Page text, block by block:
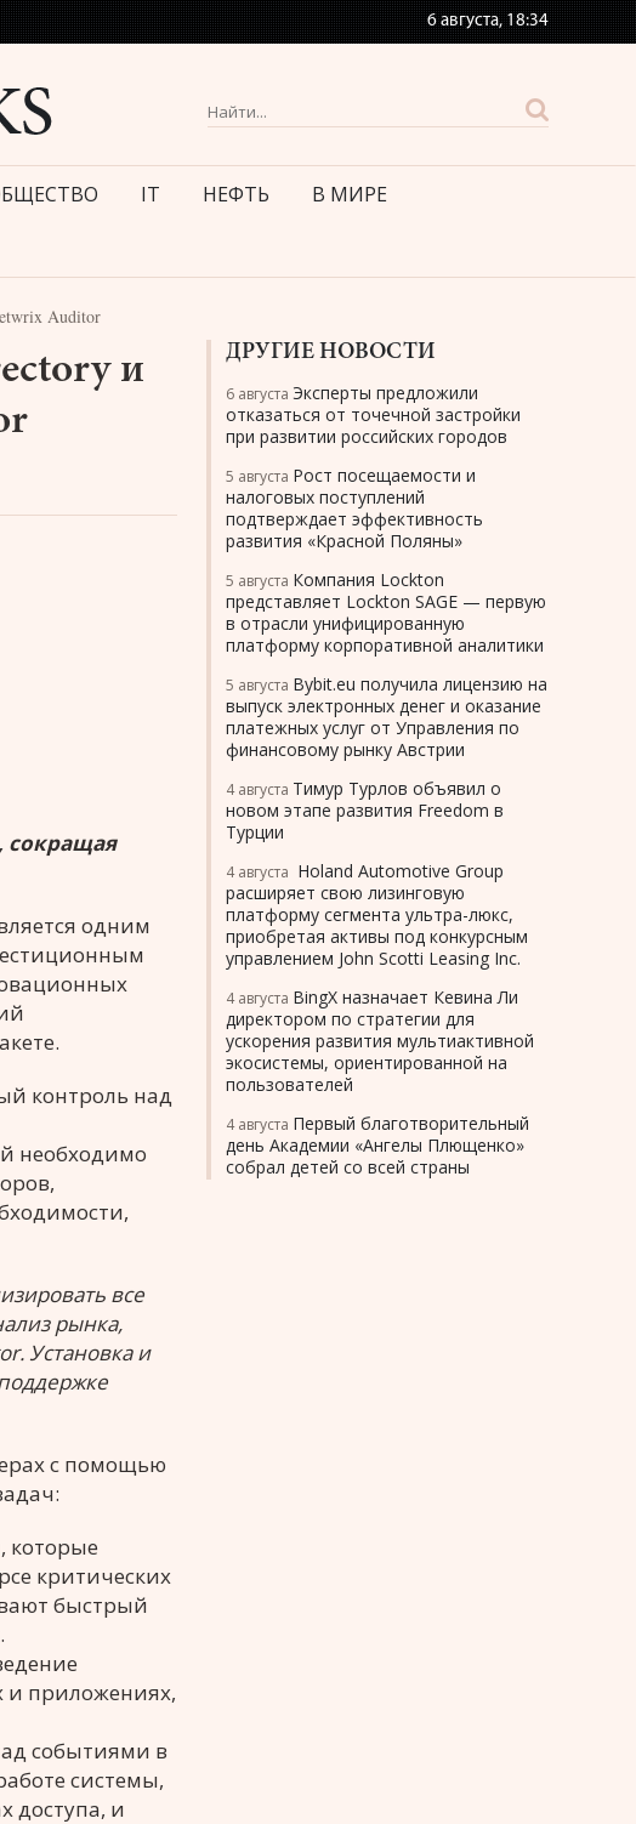
6 августа,18:34
IT НЕФТЬ В МИРЕ
Auditor
и
сокращая
одним
контроль над
необходимо
все
рынка,
Установка и
с помощью
которые
критических
быстрый
и приложениях,
событиями в
системы,
доступа, и
ДРУГИЕ НОВОСТИ
6 августа Эксперты предложили
отказаться от точечной застройки
при развитии российских городов
5 августа Рост посещаемости и
налоговых поступлений
подтверждает эффективность
развития «Красной Поляны»
5 августа Компания Lockton
представляет Lockton SAGE — первую
в отрасли унифицированную
платформу корпоративной аналитики
5 августа Bybit.eu получила лицензию на
выпуск электронных денег и оказание
платежных услуг от Управления по
финансовому рынку Австрии
4 августа Тимур Турлов объявил о
новом этапе развития Freedom в
Турции
4 августа Holand Automotive Group
расширяет свою лизинговую
платформу сегмента ультра-люкс,
приобретая активы под конкурсным
управлением John Scotti Leasing Inc.
4 августа BingX назначает Кевина Ли
директором по стратегии для
ускорения развития мультиактивной
экосистемы, ориентированной на
пользователей
4 августа Первый благотворительный
день Академии «Ангелы Плющенко»
собрал детей со всей страны